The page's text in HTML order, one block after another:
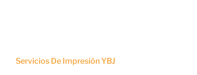
Servicios De Impresión YBJ